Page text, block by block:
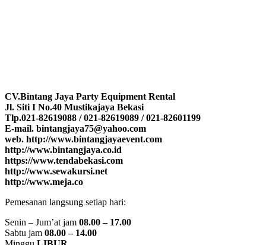
CV.Bintang Jaya Party Equipment Rental
Jl. Siti I No.40 Mustikajaya Bekasi
Tlp.021-82619088 / 021-82619089 / 021-82601199
E-mail. bintangjaya75@yahoo.com
web. http://www.bintangjayaevent.com
http://www.bintangjaya.co.id
https://www.tendabekasi.com
http://www.sewakursi.net
http://www.meja.co
Pemesanan langsung setiap hari:
Senin – Jum’at jam 08.00 – 17.00
Sabtu jam 08.00 – 14.00